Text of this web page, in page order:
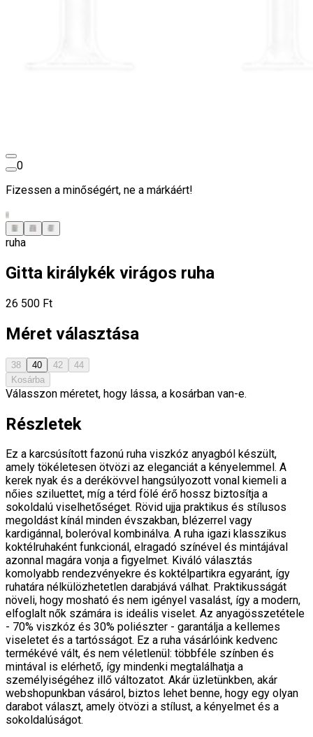
0
Fizessen a minőségért, ne a márkáért!
ruha
Gitta királykék virágos ruha
26 500 Ft
Méret választása
38 40 42
44
Kosárba
Válasszon méretet, hogy lássa, a kosárban van-e.
Részletek
Ez a karcsúsított fazonú ruha viszkóz anyagból készült,
amely tökéletesen ötvözi az eleganciát a kényelemmel. A
kerek nyak és a derékövvel hangsúlyozott vonal kiemeli a
nőies sziluettet, míg a térd fölé érő hossz biztosítja a
sokoldalú viselhetőséget. Rövid ujja praktikus és stílusos
megoldást kínál minden évszakban, blézerrel vagy
kardigánnal, boleróval kombinálva. A ruha igazi klasszikus
koktélruhaként funkcionál, elragadó színével és mintájával
azonnal magára vonja a figyelmet. Kiváló választás
komolyabb rendezvényekre és koktélpartikra egyaránt, így
ruhatára nélkülözhetetlen darabjává válhat. Praktikusságát
növeli, hogy mosható és nem igényel vasalást, így a modern,
elfoglalt nők számára is ideális viselet. Az anyagösszetétele
- 70% viszkóz és 30% poliészter - garantálja a kellemes
viseletet és a tartósságot. Ez a ruha vásárlóink kedvenc
termékévé vált, és nem véletlenül: többféle színben és
mintával is elérhető, így mindenki megtalálhatja a
személyiségéhez illő változatot. Akár üzletünkben, akár
webshopunkban vásárol, biztos lehet benne, hogy egy olyan
darabot választ, amely ötvözi a stílust, a kényelmet és a
sokoldalúságot.